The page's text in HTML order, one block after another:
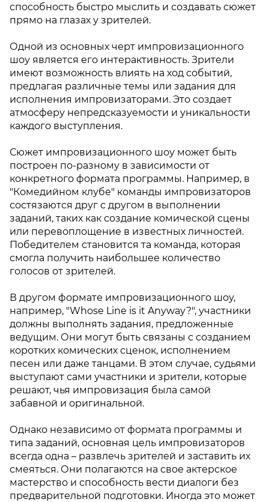
способность быстро мыслить и создавать сюжет
прямо на глазах у зрителей.
Одной из основных черт импровизационного
шоу является его интерактивность. Зрители
имеют возможность влиять на ход событий,
предлагая различные темы или задания для
исполнения импровизаторами. Это создает
атмосферу непредсказуемости и уникальности
каждого выступления.
Сюжет импровизационного шоу может быть
построен по-разному в зависимости от
конкретного формата программы. Например, в
"Комедийном клубе" команды импровизаторов
состязаются друг с другом в выполнении
заданий, таких как создание комической сцены
или перевоплощение в известных личностей.
Победителем становится та команда, которая
смогла получить наибольшее количество
голосов от зрителей.
В другом формате импровизационного шоу,
например, "Whose Line is it Anyway?", участники
должны выполнять задания, предложенные
ведущим. Они могут быть связаны с созданием
коротких комических сценок, исполнением
песен или даже танцами. В этом случае, судьями
выступают сами участники и зрители, которые
решают, чья импровизация была самой
забавной и оригинальной.
Однако независимо от формата программы и
типа заданий, основная цель импровизаторов
всегда одна – развлечь зрителей и заставить их
смеяться. Они полагаются на свое актерское
мастерство и способность вести диалоги без
предварительной подготовки. Иногда это может